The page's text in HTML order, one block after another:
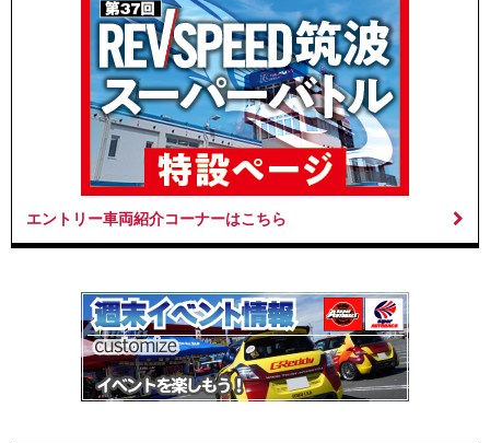
エントリー車両紹介コーナーはこちら